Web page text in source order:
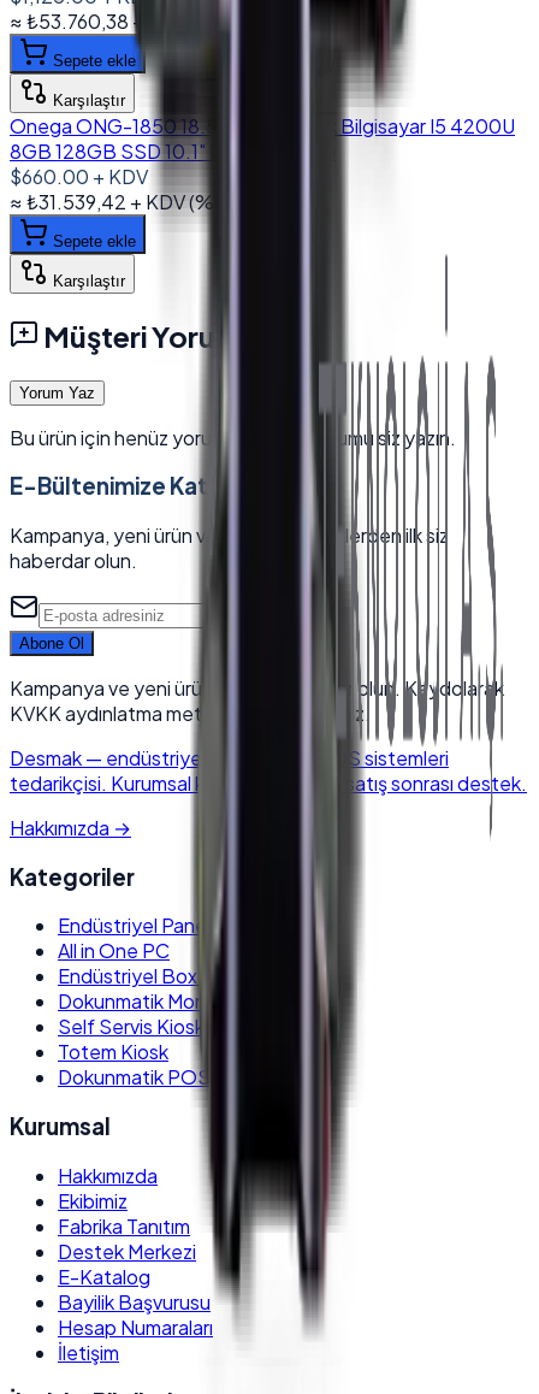
≈₺53.760,38+ KDV 20
Sepete ekle
Karşılaştır
Onega ONG-1850 18.5'' Dokunmatik Bilgisayar I5 4200U
8GB 128GB SSD 10.1" Müşteri Ekranlı
$660.00 + KDV
≈₺31.539,42 + KDV(%
Sepete ekle
Karşılaştır
Müşteri Yorumları
Yorum Yaz
Bu ürün için henüz yorum yok — ilk yorumu siz yazın.
E-Bültenimize Katılın
Kampanya, yeni ürün ve sektörel içeriklerden ilk siz
haberdar olun.
Abone Ol
Kampanya ve yeni ürünlerden haberdar olun. Kaydolarak
KVKK aydınlatma metnini kabul edersiniz.
Desmak— endüstriyel elektronik & POS sistemleri
tedarikçisi. Kurumsal kalite, hızlı kargo, satış sonrası destek.
Hakkımızda →
Kategoriler
Endüstriyel Panel PC
All in One PC
Endüstriyel Box PC
Dokunmatik Monitör
Self Servis Kiosk
Totem Kiosk
Dokunmatik POS PC
Kurumsal
Hakkımızda
Ekibimiz
Fabrika Tanıtım
Destek Merkezi
E-Katalog
Bayilik Başvurusu
Hesap Numaraları
İletişim